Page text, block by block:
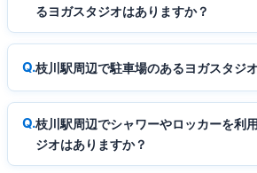
るヨガスタジオはありますか？
枝川駅周辺で駐車場のあるヨガスタジ
枝川駅周辺でシャワーやロッカーを利
ジオはありますか？